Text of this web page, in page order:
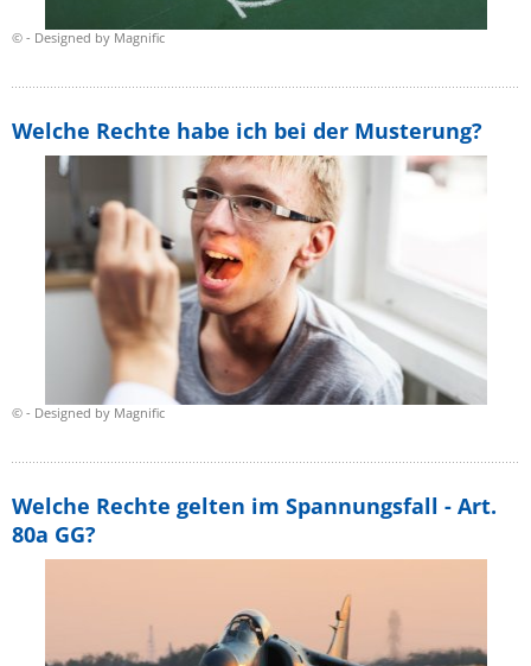
© - Designed by Magnific
© - Designed by Magnific
Welche Rechte habe ich bei der Musterung?
Welche Rechte gelten im Spannungsfall - Art.
80a GG?